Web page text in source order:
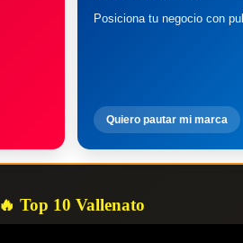
Posiciona tu negocio con
Quiero pautar mi marca
🔥 Top 10 Vallenato